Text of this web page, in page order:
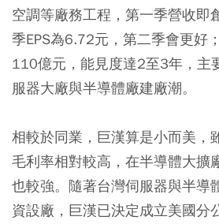
空調等廠務工程，第一季營收即
季EPS為6.72元，第二季會更好
110億元，能見度達2至3年，主
服器大廠與半導體廠建廠潮。
相較於同業，巨漢算是小而美，
毛利率相對較高，在半導體大擴
也較強。隨著台灣伺服器與半導
資設廠，巨漢已決定成立美國分